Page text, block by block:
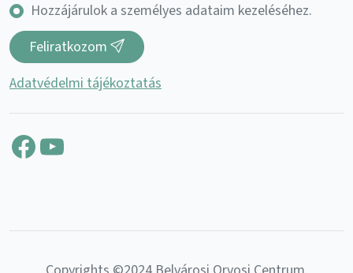
Hozzájárulok a személyes adataim kezeléséhez.
Feliratkozom
Adatvédelmi tájékoztatás
Facebook
YouTube